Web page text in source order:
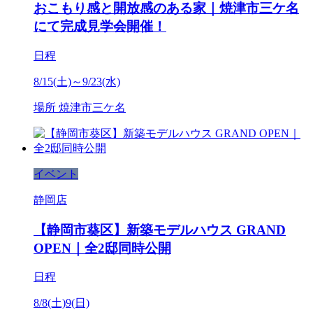
おこもり感と開放感のある家｜焼津市三ケ名
にて完成見学会開催！
日程
8/15(土)～9/23(水)
場所 焼津市三ケ名
イベント
静岡店
【静岡市葵区】新築モデルハウス GRAND
OPEN｜全2邸同時公開
日程
8/8(土)9(日)